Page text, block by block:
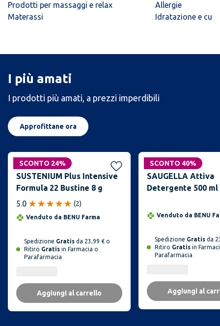
Prodotti per massaggi e relax
Materassi
Allergie
Idratazione e
I più amati
I prodotti più amati, a prezzi imperdibili
Approfittane ora
SCONTO 24%
SUSTENIUM Plus Intensive
Formula 22 Bustine 8 g
5.0
(2)
Venduto da BENU Farma
Spedizione Gratis da 23,99 € o
Ritiro Gratis in Farmacia o
Parafarmacia
Aggiungi al carrello
SCONTO 40%
SAUGELLA Attiva
Detergente 500 ml
Venduto da BENU
Spedizione Gratis da
Ritiro Gratis in
Parafarmacia
Aggiungi al